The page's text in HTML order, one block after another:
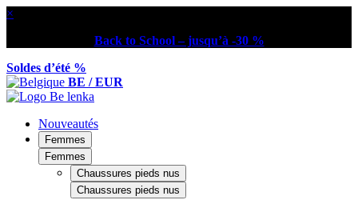
×
Back to School – jusqu’à -30 %
Soldes d’été %
BE / EUR
Nouveautés
Femmes
Femmes
Chaussures pieds nus
Chaussures pieds nus